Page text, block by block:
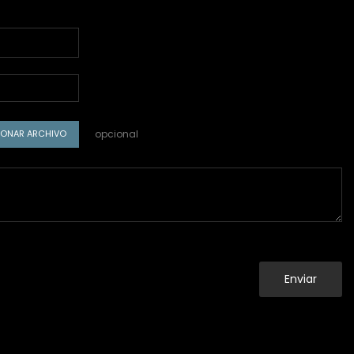
ARCHIVO opcional